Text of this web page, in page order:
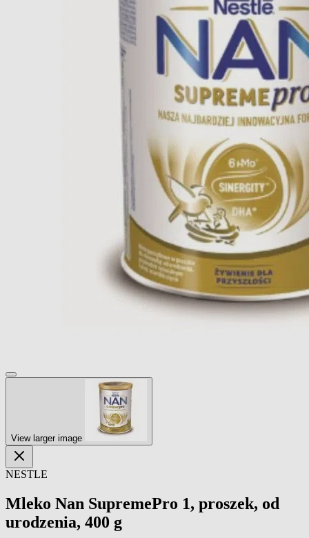
View larger image
NESTLE
Mleko Nan SupremePro 1, proszek, od
urodzenia, 400 g